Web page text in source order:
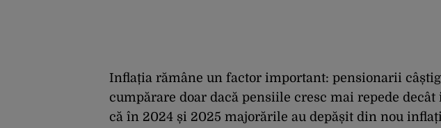
Inflația rămâne un factor important: pensionarii
cumpărare doar dacă pensiile cresc mai repede
că în 2024 și 2025 majorările au depășit din nou